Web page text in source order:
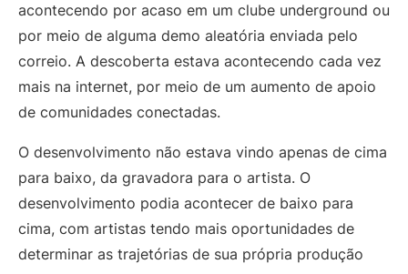
acontecendo por acaso em um clube underground ou
por meio de alguma demo aleatória enviada pelo
correio. A descoberta estava acontecendo cada vez
mais na internet, por meio de um aumento de apoio
de comunidades conectadas.
O desenvolvimento não estava vindo apenas de cima
para baixo, da gravadora para o artista. O
desenvolvimento podia acontecer de baixo para
cima, com artistas tendo mais oportunidades de
determinar as trajetórias de sua própria produção